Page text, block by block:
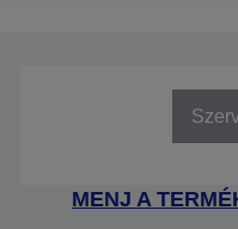
MENJ A